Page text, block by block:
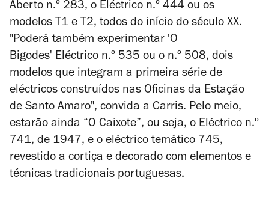
Aberto n.º 283, o Eléctrico n.º 444 ou os
modelos T1 e T2, todos do início do século XX.
"Poderá também experimentar 'O
Bigodes' Eléctrico n.º 535 ou o n.º 508, dois
modelos que integram a primeira série de
eléctricos construídos nas Oficinas da Estação
de Santo Amaro", convida a Carris. Pelo meio,
estarão ainda “O Caixote”, ou seja, o Eléctrico n.º
741, de 1947, e o eléctrico temático 745,
revestido a cortiça e decorado com elementos e
técnicas tradicionais portuguesas.